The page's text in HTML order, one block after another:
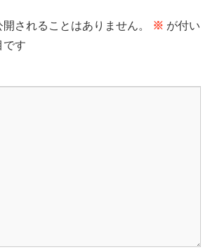
されることはありません。 ※ が付い
です